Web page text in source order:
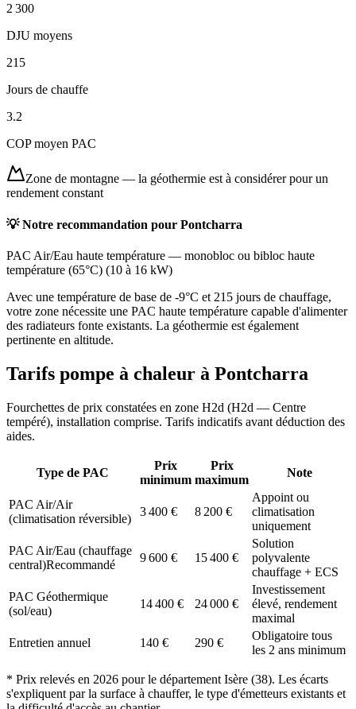
2 300
DJU moyens
215
Jours de chauffe
3.2
COP moyen PAC
Zone de montagne — la géothermie est à considérer pour un
rendement constant
💡 Notre recommandation pour Pontcharra
PAC Air/Eau haute température — monobloc ou bibloc haute
température (65°C) (10 à 16 kW)
Avec une température de base de -9°C et 215 jours de chauffage,
votre zone nécessite une PAC haute température capable d'alimenter
des radiateurs fonte existants. La géothermie est également
pertinente en altitude.
Tarifs pompe à chaleur à Pontcharra
Fourchettes de prix constatées en zone H2d (H2d — Centre
tempéré), installation comprise. Tarifs indicatifs avant déduction des
aides.
Type de PAC
Prix
minimum
Prix
maximum
Note
PAC Air/Air
(climatisation réversible)
3 400 € 8 200 €
Appoint ou
climatisation
uniquement
PAC Air/Eau (chauffage
central)Recommandé
9 600 € 15 400 €
Solution
polyvalente
chauffage + ECS
PAC Géothermique
(sol/eau)
14 400 € 24 000 €
Investissement
élevé, rendement
maximal
Entretien annuel
140 € 290 €
Obligatoire tous
les 2 ans minimum
* Prix relevés en 2026 pour le département Isère (38). Les écarts
s'expliquent par la surface à chauffer, le type d'émetteurs existants et